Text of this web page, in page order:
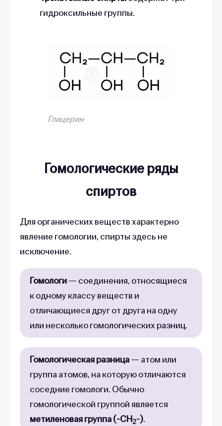
гидроксильные группы.
Глицерин
Гомологические ряды
спиртов
Для органических веществ характерно
явление гомологии, спирты здесь не
исключение.
Гомологи— соединения, относящиеся
к одному классу веществ и
отличающиеся друг от друга на одну
или несколько гомологических разниц.
Гомологическая разница— атом или
группа атомов, на которую отличаются
соседние гомологи. Обычно
гомологической группой является
метиленовая группа (-CH2-).